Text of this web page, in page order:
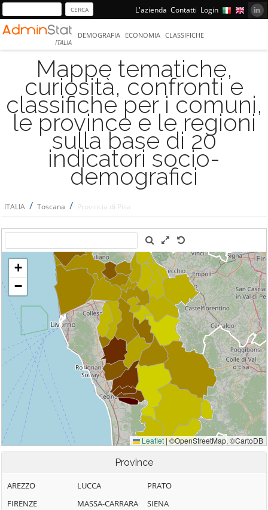
L'azienda Contatti Login
ITALIA
DEMOGRAFIA ECONOMIA CLASSIFICHE
Mappe tematiche,
curiosità, confronti e
classifiche per i comuni,
le province e le regioni
sulla base di 20
indicatori socio-
demografici
ITALIA / Toscana / Provincia di Pisa
Province
AREZZO
FIRENZE
LUCCA
MASSA-CARRARA
PRATO
SIENA